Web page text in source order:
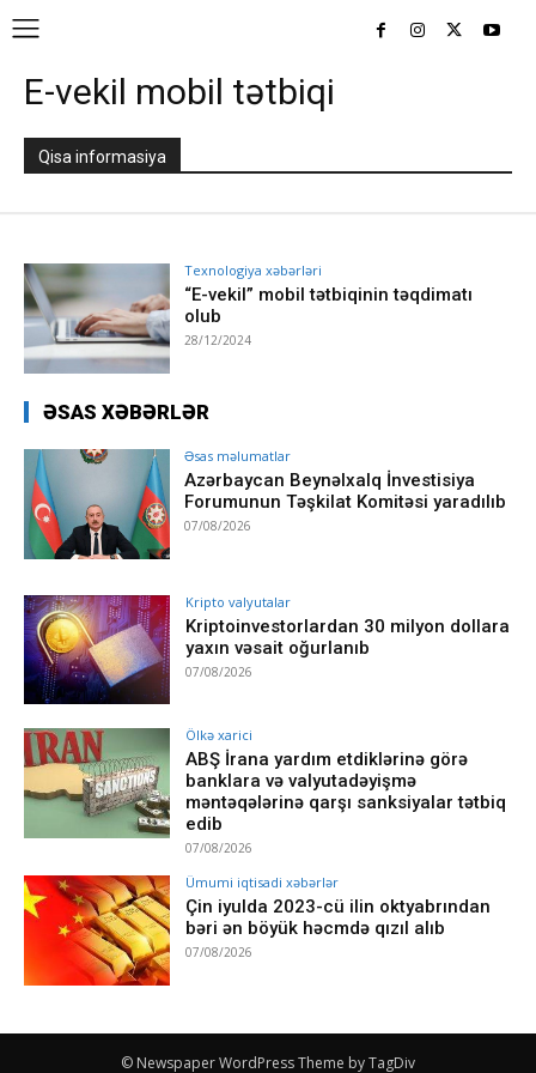
E-vekil mobil tətbiqi
Qisa informasiya
Texnologiya xəbərləri
“E-vekil” mobil tətbiqinin təqdimatı
olub
28/12/2024
ƏSAS XƏBƏRLƏR
Əsas məlumatlar
Azərbaycan Beynəlxalq İnvestisiya
Forumunun Təşkilat Komitəsi yaradılıb
07/08/2026
Kripto valyutalar
Kriptoinvestorlardan 30 milyon dollara
yaxın vəsait oğurlanıb
07/08/2026
Ölkə xarici
ABŞ İrana yardım etdiklərinə görə
banklara və valyutadəyişmə
məntəqələrinə qarşı sanksiyalar tətbiq
edib
07/08/2026
Ümumi iqtisadi xəbərlər
Çin iyulda 2023-cü ilin oktyabrından
bəri ən böyük həcmdə qızıl alıb
07/08/2026
© Newspaper WordPress Theme by TagDiv